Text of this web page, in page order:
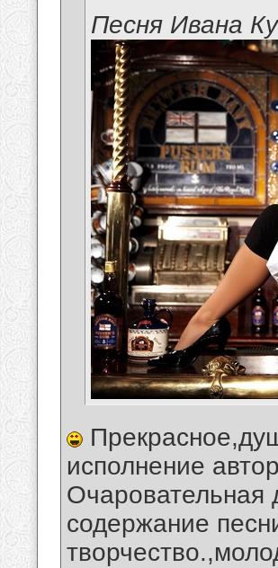
Песня Ивана
исполнение
Очаровательная
содержание